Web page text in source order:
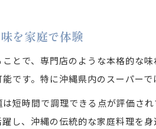
沖縄
沖縄
スーパー
沖縄
を家庭で体験
とで、専門店のような本格的な
です。特に沖縄県内のスーパー
短時間で調理できる点が評価さ
し、沖縄の伝統的な家庭料理を身